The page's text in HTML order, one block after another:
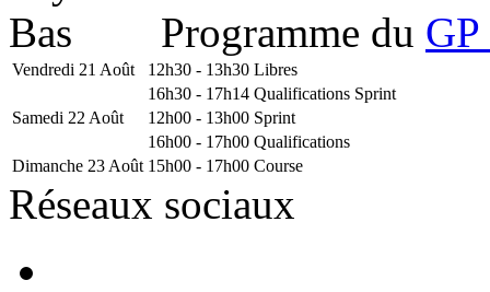
Programme du
Vendredi 21 Août 12h30 - 13h30 Libres
16h30 - 17h14 Qualifications Sprint
Samedi 22 Août
12h00 - 13h00 Sprint
16h00 - 17h00 Qualifications
Dimanche 23 Août 15h00 - 17h00 Course
Réseaux sociaux